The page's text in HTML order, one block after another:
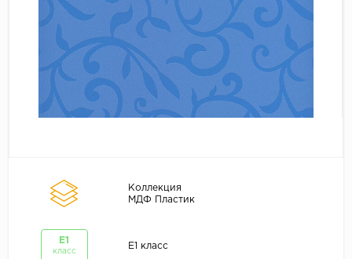
Коллекция
МДФ Пластик
E1
класс
E1 класс